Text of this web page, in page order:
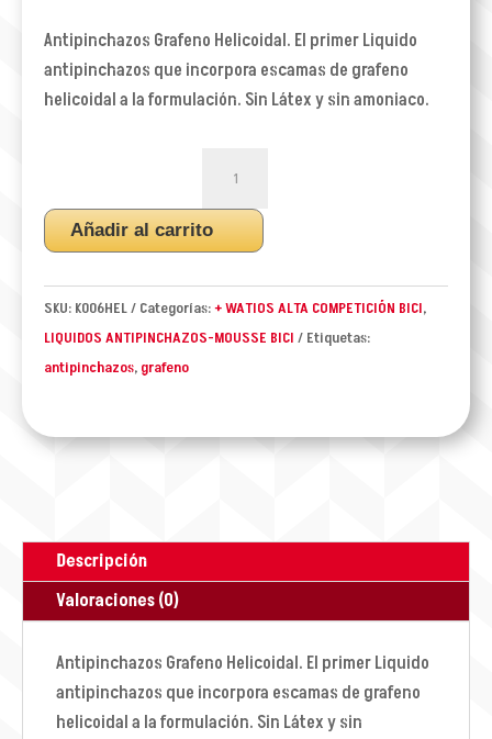
Antipinchazos Grafeno Helicoidal. El primer Liquido
antipinchazos que incorpora escamas de grafeno
helicoidal a la formulación. Sin Látex y sin amoniaco.
GRAFENO
HELICOIDAL
5L.
cantidad
Añadir al carrito
SKU: K006HEL Categorías:+ WATIOS ALTA COMPETICIÓN BICI,
LIQUIDOS ANTIPINCHAZOS-MOUSSE BICI
Etiquetas:
antipinchazos, grafeno
Descripción
Valoraciones (0)
Antipinchazos Grafeno Helicoidal. El primer Liquido
antipinchazos que incorpora escamas de grafeno
helicoidal a la formulación. Sin Látex y sin